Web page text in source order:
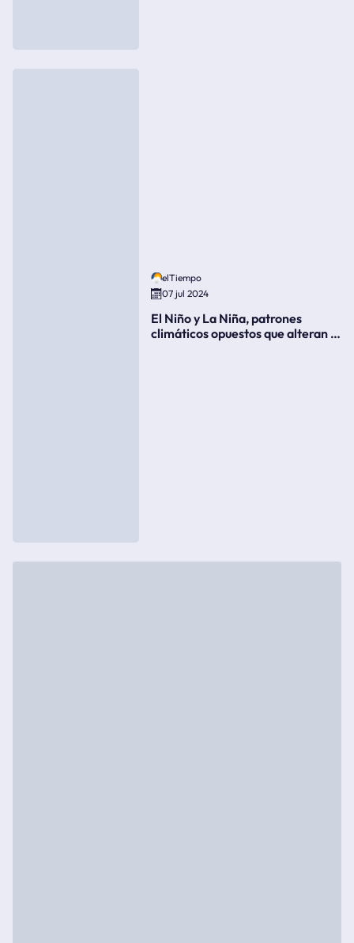
elTiempo
07 jul 2024
El Niño y La Niña, patrones
climáticos opuestos que alteran la